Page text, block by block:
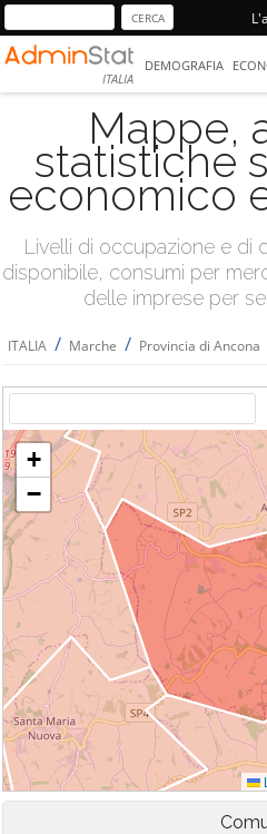
ITALIA
DEMOGRAFIA
Mappe,
statistiche
economico
Livelli di occupazione e di
disponibile, consumi per
delle imprese per
ITALIA / Marche / Provincia di Ancona